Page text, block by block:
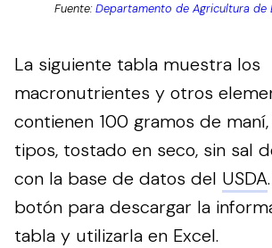
Fuente:Departamento de Agricultura de
La siguiente tabla muestra los
macronutrientes y otros
contienen 100 gramos de
tipos, tostado en seco, sin sal
con la base de datos del USDA.
botón para descargar la
tabla y utilizarla en Excel.